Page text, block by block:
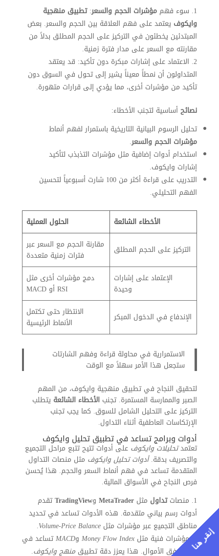
سوء فهم مؤشرات الحجم والسعر:تطبيق منهجية
وايكوف يعتمد على فهم العلاقة بين الحجم والسعر. بعض
المبتدئين يخطئون في التركيز على الحجم المطلق بدلاً من
مقارنته مع السعر على مدار فترة زمنية.
الاعتماد على إشارات مبكرة دون تأكيد: قد يعتقد
المتداولون أن نمطاً معيناً يشير إلى تحول في السوق دون
تأكيد من مؤشرات أخرى، مما يؤدي إلى قرارات متهورة.
نصائحأساسية لتجنب الأخطاء:
تحليل الرسوم البيانية التاريخية باستمرار لفهم أنماط
مؤشرات الحجم والسعر.
استخدام أدوات إضافية مثل مؤشرات التذبذب لتأكيد
إشارات وايكوف.
التدريب على قراءة أكثر من 100 شارت أسبوعياً لتحسين
الفهم التحليلي.
الأخطاء الشائعة الحلول العملية
التركيز على الحجم المطلق
مقارنة الحجم مع السعر عبر
فترات زمنية متعددة
الإعتماد على إشارات
وحيدة
دمج مؤشرات أخرى مثل
RSI أو MACD
الإندفاع في الدخول المبكر
الانتظار حتى تكتمل
الأنماط الرئيسية
الاستمرارية في محاولة قراءة وفهم الشارتات
ستجعل هذا الأمر سهلاً مع الوقت
لتحقيق النجاح في تطبيق منهجية وايكوف، من المهم
الصبر والممارسة المستمرة. تجنب الأخطاء الشائعة يتطلب
التركيز على التحليل الشامل للسوق. كما يجب تجنب
الإرتكاسات العاطفية أثناء التداول.
أدوات وبرامج تساعد في تطبيق تحليل وايكوف
تعتمدتحليلات وايكوف على أدوات تتيح تتبع مراحل التجميع
والتصريف بدقة.أدوات تحليل وايكوف مثل منصات التداول
المتقدمة تساعد في فهم أنماط السعر والحجم. هذا يُحسن
فرص النجاح في الأسواق المالية.
منصاتتداول مثل MetaTraderوTradingViewتقدم
أدوات رسم بياني متقدمة. هذه الأدوات تساعد في تحديد
مناطق التجميع عبر مؤشرات مثل Volume-Price Balance
.
مؤشرات فنية مثل Money Flow IndexوMACDتساعد في
تتبع تدفق الأموال. هذا يعزز دقة تطبيق منهج وايكوف. إنقر هنا